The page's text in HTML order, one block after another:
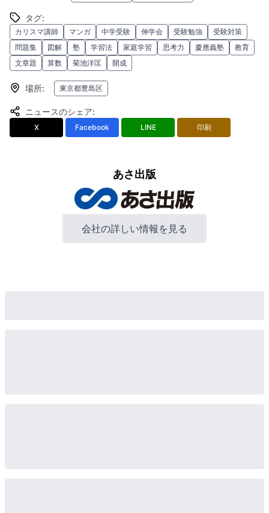
タグ:
カリスマ講師 マンガ 中学受験 伸学会 受験勉強
受験対策
問題集
図解 塾 学習法 家庭学習 思考力 慶應義塾
教育
文章題
算数 菊池洋匡 開成
場所: 東京都豊島区
ニュースのシェア:
X Facebook LINE 印刷
あさ出版
会社の詳しい情報を見る